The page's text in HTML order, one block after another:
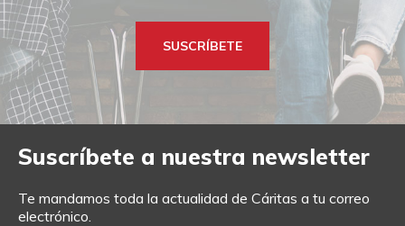
SUSCRÍBETE
Suscríbete a nuestra newsletter
Te mandamos toda la actualidad de Cáritas a tu correo
electrónico.